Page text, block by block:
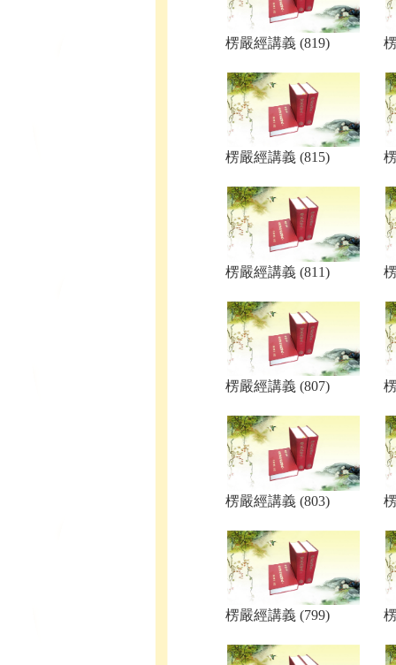
楞嚴經講義 (819)
楞嚴經講義 (815)
楞嚴經講義 (811)
楞嚴經講義 (807)
楞嚴經講義 (803)
楞嚴經講義 (799)